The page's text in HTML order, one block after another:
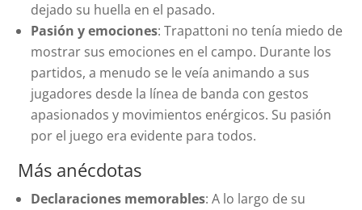
dejado su huella en el pasado.
Pasión y emociones: Trapattoni no tenía miedo de
mostrar sus emociones en el campo. Durante los
partidos, a menudo se le veía animando a sus
jugadores desde la línea de banda con gestos
apasionados y movimientos enérgicos. Su pasión
por el juego era evidente para todos.
Más anécdotas
Declaraciones memorables: A lo largo de su